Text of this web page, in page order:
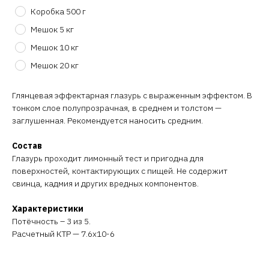
Коробка 500 г
Мешок 5 кг
Мешок 10 кг
Мешок 20 кг
Глянцевая эффектарная глазурь с выраженным эффектом. В
тонком слое полупрозрачная, в среднем и толстом —
заглушенная. Рекомендуется наносить средним.
Состав
Глазурь проходит лимонный тест и пригодна для
поверхностей, контактирующих с пищей. Не содержит
свинца, кадмия и других вредных компонентов.
Характеристики
Потёчность – 3 из 5.
Расчетный КТР — 7.6х10-6